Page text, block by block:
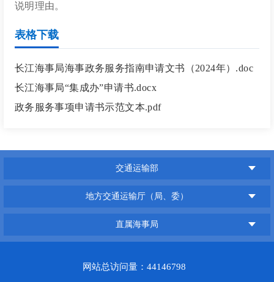
说明理由。
表格下载
长江海事局海事政务服务指南申请文书（2024年）.doc
长江海事局“集成办”申请书.docx
政务服务事项申请书示范文本.pdf
交通运输部
地方交通运输厅（局、委）
直属海事局
网站总访问量：44146798